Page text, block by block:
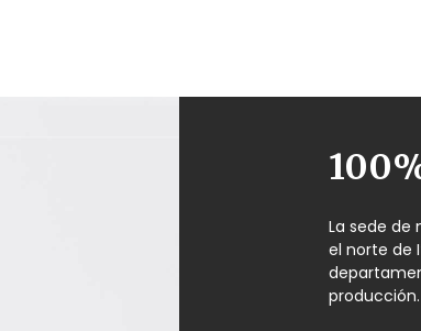
La sede de
el norte de
producción.